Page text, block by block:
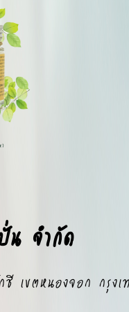
น จำกัด
เขตหนองจอก กรุงเ